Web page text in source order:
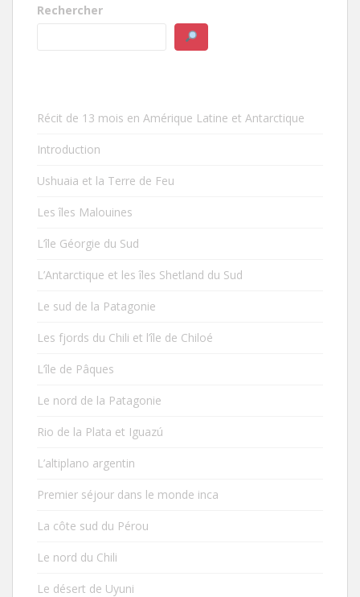
Rechercher
Récit de 13 mois en Amérique Latine et Antarctique
Introduction
Ushuaia et la Terre de Feu
Les îles Malouines
L’île Géorgie du Sud
L’Antarctique et les îles Shetland du Sud
Le sud de la Patagonie
Les fjords du Chili et l’île de Chiloé
L’île de Pâques
Le nord de la Patagonie
Rio de la Plata et Iguazú
L’altiplano argentin
Premier séjour dans le monde inca
La côte sud du Pérou
Le nord du Chili
Le désert de Uyuni